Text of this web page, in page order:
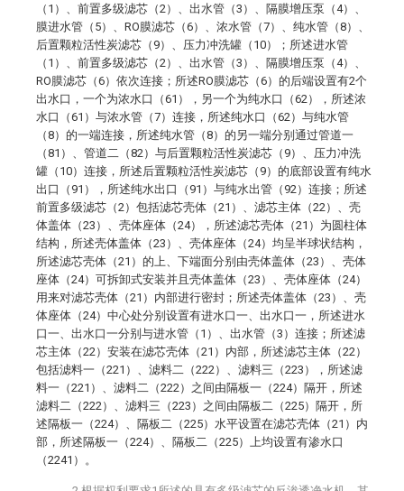
（1）、前置多级滤芯（2）、出水管（3）、隔膜增压泵（4）、
膜进水管（5）、RO膜滤芯（6）、浓水管（7）、纯水管（8）、
后置颗粒活性炭滤芯（9）、压力冲洗罐（10）；所述进水管
（1）、前置多级滤芯（2）、出水管（3）、隔膜增压泵（4）、
RO膜滤芯（6）依次连接；所述RO膜滤芯（6）的后端设置有2个
出水口，一个为浓水口（61），另一个为纯水口（62），所述浓
水口（61）与浓水管（7）连接，所述纯水口（62）与纯水管
（8）的一端连接，所述纯水管（8）的另一端分别通过管道一
（81）、管道二（82）与后置颗粒活性炭滤芯（9）、压力冲洗
罐（10）连接，所述后置颗粒活性炭滤芯（9）的底部设置有纯水
出口（91），所述纯水出口（91）与纯水出管（92）连接；所述
前置多级滤芯（2）包括滤芯壳体（21）、滤芯主体（22）、壳
体盖体（23）、壳体座体（24），所述滤芯壳体（21）为圆柱体
结构，所述壳体盖体（23）、壳体座体（24）均呈半球状结构，
所述滤芯壳体（21）的上、下端面分别由壳体盖体（23）、壳体
座体（24）可拆卸式安装并且壳体盖体（23）、壳体座体（24）
用来对滤芯壳体（21）内部进行密封；所述壳体盖体（23）、壳
体座体（24）中心处分别设置有进水口一、出水口一，所述进水
口一、出水口一分别与进水管（1）、出水管（3）连接；所述滤
芯主体（22）安装在滤芯壳体（21）内部，所述滤芯主体（22）
包括滤料一（221）、滤料二（222）、滤料三（223），所述滤
料一（221）、滤料二（222）之间由隔板一（224）隔开，所述
滤料二（222）、滤料三（223）之间由隔板二（225）隔开，所
述隔板一（224）、隔板二（225）水平设置在滤芯壳体（21）内
部，所述隔板一（224）、隔板二（225）上均设置有渗水口
（2241）。